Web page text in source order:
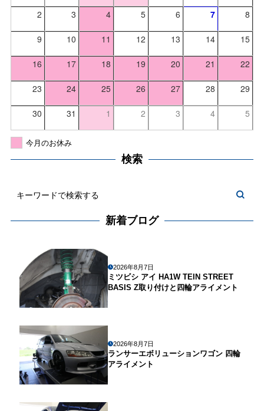
2 3 4 5 6 7 8
9 10 11 12 13 14 15
16 17 18 19 20 21 22
23 24 25 26 27 28 29
30 31 1 2 3 4 5
今月のお休み
検索
新着ブログ
2026年8月7日
ミツビシ アイ HA1W TEIN STREET
BASIS Z取り付けと四輪アライメント
2026年8月7日
ランサーエボリューションワゴン 四輪
アライメント